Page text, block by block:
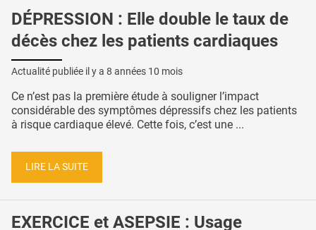
DÉPRESSION : Elle double le taux de
décès chez les patients cardiaques
Actualité publiée il y a 8 années 10 mois
Ce n’est pas la première étude à souligner l’impact
considérable des symptômes dépressifs chez les patients
à risque cardiaque élevé. Cette fois, c’est une ...
LIRE LA SUITE
EXERCICE et ASEPSIE : Usage